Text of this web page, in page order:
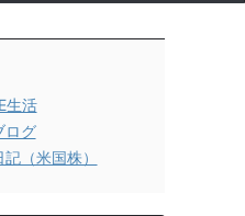
生活
ログ
（米国株）